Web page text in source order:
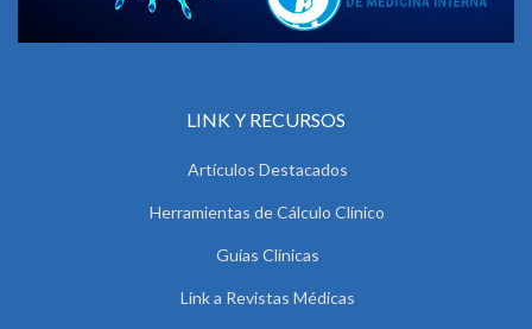
LINK Y RECURSOS
Artículos Destacados
Herramientas de Cálculo Clínico
Guías Clínicas
Link a Revistas Médicas